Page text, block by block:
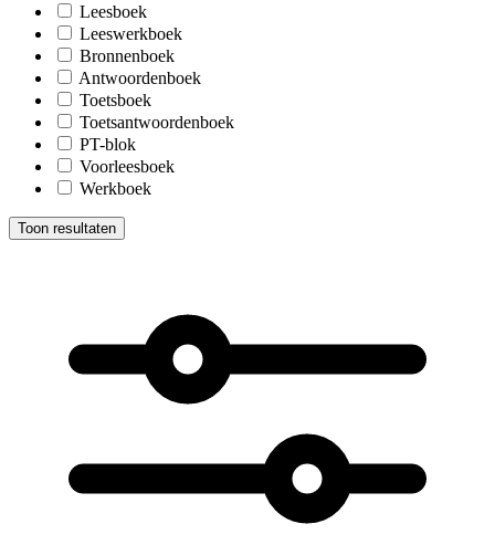
Leesboek
Leeswerkboek
Bronnenboek
Antwoordenboek
Toetsboek
Toetsantwoordenboek
PT-blok
Voorleesboek
Werkboek
Toon resultaten